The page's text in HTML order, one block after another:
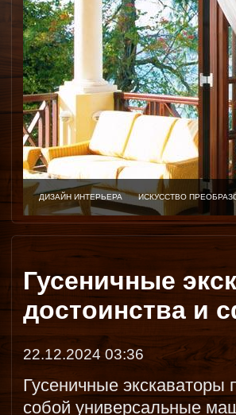
ДИЗАЙН ИНТЕРЬЕРА ИСКУССТВО
Гусеничные
достоинства и
22.12.2024 03:36
Гусеничные экскаваторы
собой универсальные